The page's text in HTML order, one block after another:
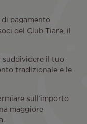
pagamento
del Club Tiare, il
suddividere il tuo
tradizionale e le
sull’importo
maggiore